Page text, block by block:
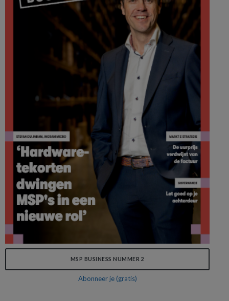
MSP BUSINESS NUMMER 2
Abonneer je (gratis)